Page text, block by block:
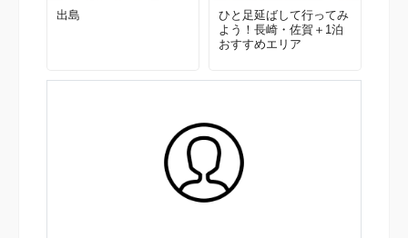
出島
ひと足延ばして行ってみ
よう！長崎・佐賀＋1泊
おすすめエリア